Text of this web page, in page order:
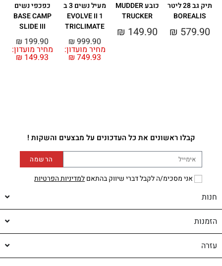
תיק גב 28 ליטר
BOREALIS
₪ 579.90
כובע MUDDER
TRUCKER
₪ 149.90
מעיל נשים 3 ב
1 EVOLVE II
TRICLIMATE
מחיר מועדון:
₪ 749.93
₪ 999.90
כפכפי נשים
BASE CAMP
SLIDE III
מחיר מועדון:
₪ 149.93
₪ 199.90
קבלו ראשונים את כל העדכונים על מבצעים והשקות !
אני מסכימ/ה לקבל דברי שיווק בהתאםלמדיניות הפרטיות
הרשמה
חנות
הזמנות
עזרה